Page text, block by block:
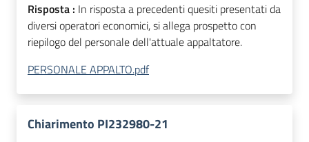
Risposta : In risposta a precedenti quesiti presentati da
diversi operatori economici, si allega prospetto con
riepilogo del personale dell'attuale appaltatore.
PERSONALE APPALTO.pdf
Chiarimento PI232980-21